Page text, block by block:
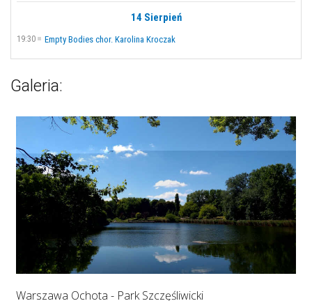
14 Sierpień
19:30 Empty Bodies chor. Karolina Kroczak
Galeria:
Warszawa Ochota - Park Szczęśliwicki